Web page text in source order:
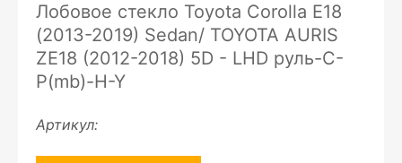
Лобовое стекло Toyota Corolla E18
(2013-2019) Sedan/ TOYOTA AURIS
ZE18 (2012-2018) 5D - LHD руль-C-
P(mb)-H-Y
Артикул: